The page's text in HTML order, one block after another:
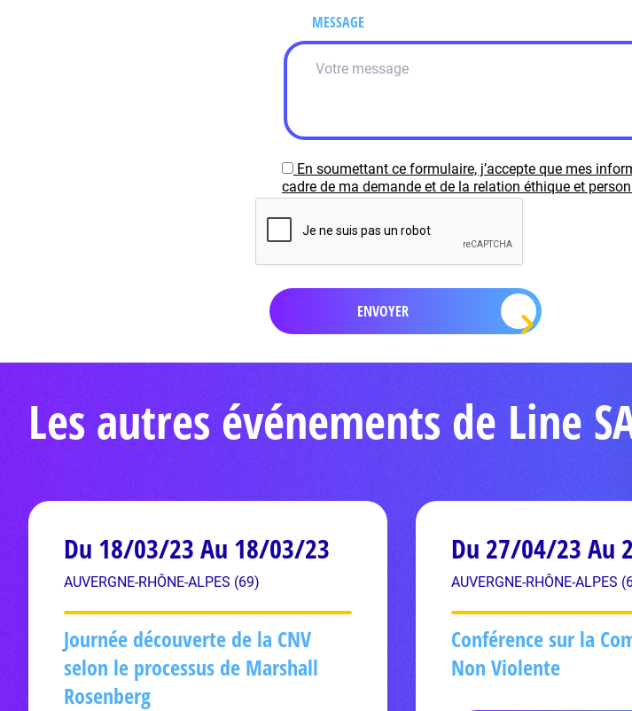
MESSAGE
En soumettant ce formulaire, j’accepte que mes
cadre de ma demande et de la relation éthique et
Les autres événements de Line
Du 18/03/23 Au 18/03/23
AUVERGNE-RHÔNE-ALPES (69)
Journée découverte de la CNV
selon le processus de Marshall
Rosenberg
Du 27/04/23 Au
AUVERGNE-RHÔNE-ALPES
Conférence sur la
Non Violente